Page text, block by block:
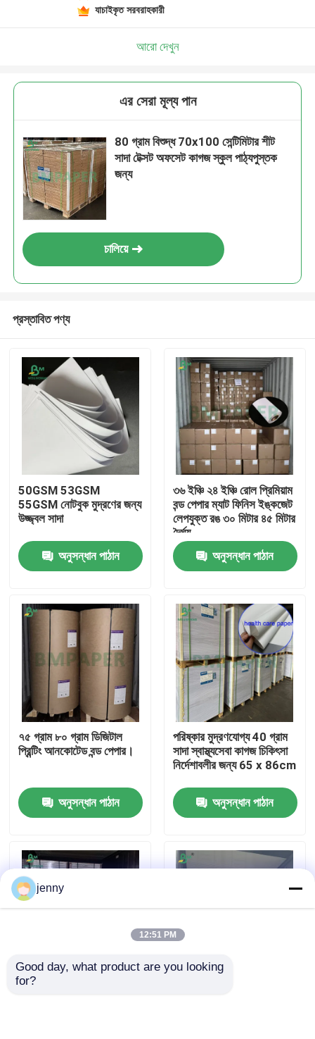
আমাদের সম্পর্কে
মান নিয়ন্ত্রণ
আমাদের সাথে যোগাযোগ করুন
খবর
CAD প্লটার পেপার
যাচাইকৃত সরবরাহকারী
আরো দেখুন
এর সেরা মূল্য পান
80 গ্রাম বিশুদ্ধ 70x100 সেন্টিমিটার শীট
সাদা টেক্সট অফসেট কাগজ স্কুল পাঠ্যপুস্তক
জন্য
চালিয়ে
প্রস্তাবিত পণ্য
50GSM 53GSM
55GSM নোটবুক মুদ্রণের জন্য
উজ্জ্বল সাদা
অনুসন্ধান পাঠান
৩৬ ইঞ্চি ২৪ ইঞ্চি রোল প্রিমিয়াম
বন্ড পেপার ম্যাট ফিনিস ইঙ্কজেট
লেপযুক্ত রঙ ৩০ মিটার ৪৫ মিটার
দৈর্ঘ্য
অনুসন্ধান পাঠান
৭৫ গ্রাম ৮০ গ্রাম ডিজিটাল
প্রিন্টিং আনকোটেড বন্ড পেপার।
অনুসন্ধান পাঠান
পরিষ্কার মুদ্রণযোগ্য 40 গ্রাম
সাদা স্বাস্থ্যসেবা কাগজ চিকিৎসা
নির্দেশাবলীর জন্য 65 x 86cm
অনুসন্ধান পাঠান
বই মুদ্রণের জন্য 70GSM
jenny
12:51 PM
Good day, what product are you looking
for?